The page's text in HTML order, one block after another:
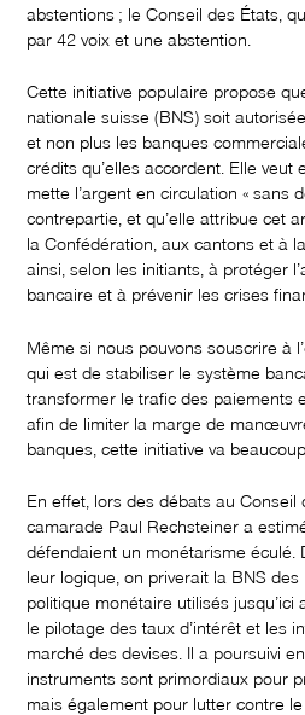
abstentions ; le Conseil des États,
par 42 voix et une abstention.
Cette initiative populaire propose
nationale suisse (BNS) soit
et non plus les banques
crédits qu’elles accordent. Elle veut
mette l’argent en circulation « sans
contrepartie, et qu’elle attribue cet
la Confédération, aux cantons et à
ainsi, selon les initiants, à protéger
bancaire et à prévenir les crises
Même si nous pouvons souscrire à
qui est de stabiliser le système
transformer le trafic des paiements
afin de limiter la marge de
banques, cette initiative va
En effet, lors des débats au Conseil
camarade Paul Rechsteiner a
défendaient un monétarisme éculé.
leur logique, on priverait la BNS
politique monétaire utilisés jusqu’ici
le pilotage des taux d’intérêt et les
marché des devises. Il a poursuivi
instruments sont primordiaux pour
mais également pour lutter contre